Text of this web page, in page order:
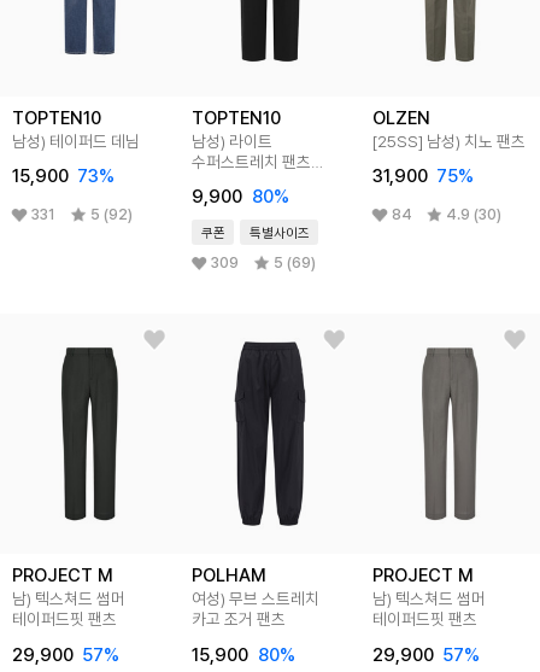
TOPTEN10
남성) 테이퍼드 데님
15,900 73%
331 5 (92)
TOPTEN10
남성) 라이트
수퍼스트레치 팬츠
9,900 80%
쿠폰 특별사이즈
309 5 (69)
OLZEN
[25SS] 남성) 치노 팬츠
31,900 75%
84 4.9 (30)
PROJECT M
남) 텍스쳐드 썸머
테이퍼드핏 팬츠
29,900 57%
POLHAM
여성) 무브 스트레치
카고 조거 팬츠
15,900 80%
PROJECT M
남) 텍스쳐드 썸머
테이퍼드핏 팬츠
29,900 57%